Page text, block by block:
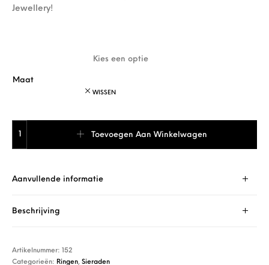
Jewellery!
Maat
WISSEN
Toevoegen Aan Winkelwagen
Aanvullende informatie
Beschrijving
Artikelnummer:
152
Categorieën: Ringen,Sieraden